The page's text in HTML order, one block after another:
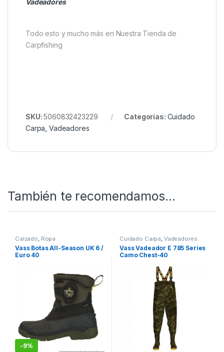
Vadeadores
Todo esto y mucho más en Nuestra Tienda de
Carpfishing
SKU:5060832423229 Categorías: Cuidado
Carpa ,Vadeadores
También te recomendamos…
Calzado, Ropa
Vass Botas All-Season UK 6 /
Euro 40
-9%
Cuidado Carpa, Vadeadores
Vass Vadeador E 785 Series
Camo Chest-40